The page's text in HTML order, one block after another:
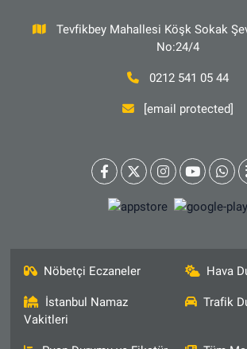
Tevfikbey Mahallesi Köşk Sokak
No:24/4
0212 541 05 44
[email protected]
Nöbetçi Eczaneler Hava
İstanbul Namaz
Vakitleri
Trafik